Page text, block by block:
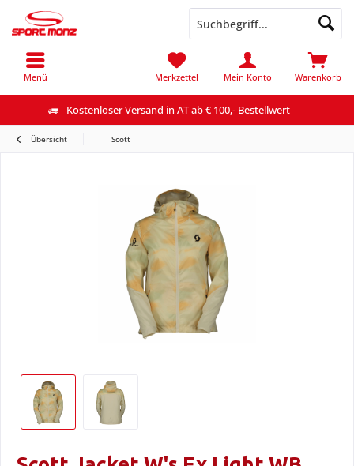
Kostenloser Versand in AT ab € 100,- Bestellwert
Menü Warenkorb
Merkzettel Mein Konto
Übersicht Scott